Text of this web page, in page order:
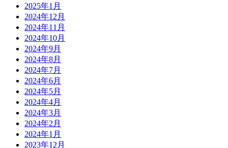
2025年1月
2024年12月
2024年11月
2024年10月
2024年9月
2024年8月
2024年7月
2024年6月
2024年5月
2024年4月
2024年3月
2024年2月
2024年1月
2023年12月